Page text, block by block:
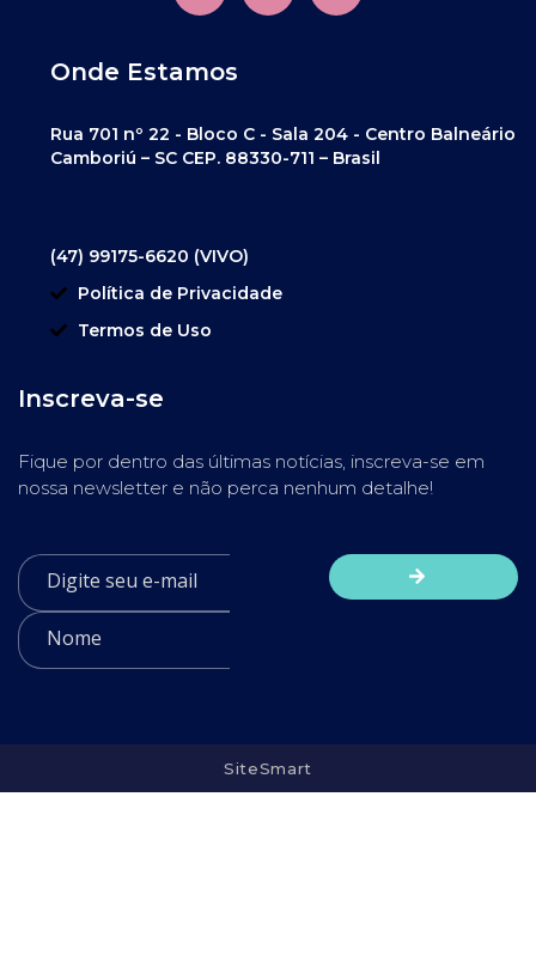
Onde Estamos
Rua 701 nº 22 - Bloco C - Sala 204 - Centro Balneário
Camboriú – SC CEP. 88330-711 – Brasil
(47) 99175-6620 (VIVO)
Política de Privacidade
Termos de Uso
Inscreva-se
Fique por dentro das últimas notícias, inscreva-se em
nossa newsletter e não perca nenhum detalhe!
SiteSmart